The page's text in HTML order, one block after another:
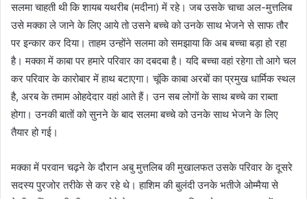
सलमा चाहती थी कि शायब यथरीब (मदीना) में रहे। जब उसके चाचा अल-मुत्तलिब
उसे मक्का ले जाने के लिए आये तो उसने बच्चे को उनके साथ भेजने से साफ तौर
पर इन्कार कर दिया। ताहम उन्होंने सलमा को समझाया कि अब बच्चा बड़ा हो रहा
है। मक्का में काबा पर हमारे परिवार का दबदबा है। यदि बच्चा वहां रहेगा तो आगे चल
कर परिवार के कारोबार में हाथ बटाएगा। चूंकि काबा अरबों का प्रमुख धार्मिक स्थल
है, अरब के तमाम ओहदेदार वहां आते हैं। उन सब लोगों के साथ बच्चे का राब्ता
होगा। उनकी बातों को सुनने के बाद सलमा बच्चे को उनके साथ भेजने के लिए
तैयार हो गई।
मक्का में परवान चढ़ने के दौरान अबु मुत्तलिब की मुखालफत उसके परिवार के दूसरे
सदस्य पुरजोर तरीके से कर रहे थे। हाशिम की बुलंदी उनके भतीजे ओम्मैया से